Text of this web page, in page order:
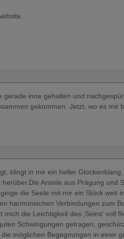
gerade inne gehalten und
gekommen. Jetzt, wo es mir
klingt in mir ein heller
Anteile aus Prägung und
die Seele mit mir ein Stück weit
harmonischen Verbindungen zum
die Leichtigkeit des ‚Seins‘ voll
Schwingungen getragen,
möglichen Begegnungen in einer